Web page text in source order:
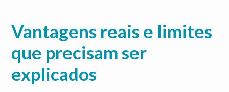
Vantagens reais e limites
que precisam ser
explicados